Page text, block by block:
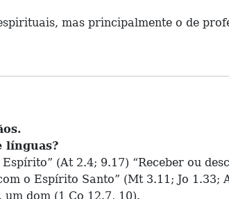
mas principalmente o de
línguas?
(At 2.4; 9.17) “Receber ou
o Espírito Santo” (Mt 3.11; Jo 1.33;
dom (1 Co 12.7, 10).